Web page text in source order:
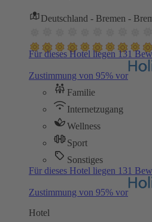
Deutschland - Bremen -
Für dieses Hotel liegen 131
Zustimmung von 95% vor
Familie
Internetzugang
Wellness
Sport
Sonstiges
Für dieses Hotel liegen 131
Zustimmung von 95% vor
Hotel